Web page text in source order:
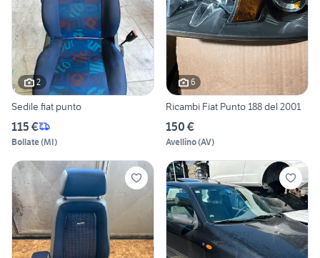
2
Sedile fiat punto
115 €
Bollate(MI)
6
Ricambi Fiat Punto 188 del 2001
150 €
Avellino(AV)